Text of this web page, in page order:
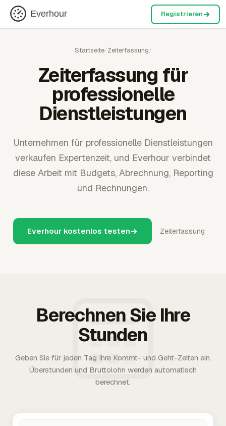
Everhour Registrieren
Startseite/Zeiterfassung/
Zeiterfassung für
professionelle
Dienstleistungen
Unternehmen für professionelle Dienstleistungen
verkaufen Expertenzeit, und Everhour verbindet
diese Arbeit mit Budgets, Abrechnung, Reporting
und Rechnungen.
Everhour kostenlos testen Zeiterfassung
Berechnen Sie Ihre
Stunden
Geben Sie für jeden Tag Ihre Kommt- und Geht-Zeiten ein.
Überstunden und Bruttolohn werden automatisch
berechnet.